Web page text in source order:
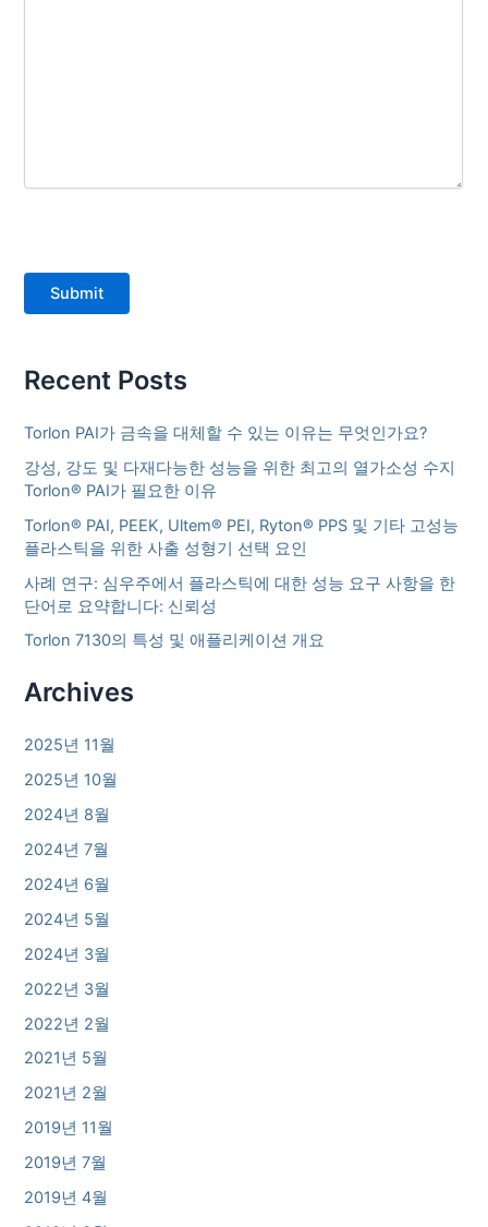
Submit
Recent Posts
Torlon PAI가 금속을 대체할 수 있는 이유는 무엇인가요?
강성, 강도 및 다재다능한 성능을 위한 최고의 열가소성 수지
Torlon® PAI가 필요한 이유
Torlon® PAI, PEEK, Ultem® PEI, Ryton® PPS 및 기타 고성능
플라스틱을 위한 사출 성형기 선택 요인
사례 연구: 심우주에서 플라스틱에 대한 성능 요구 사항을 한
단어로 요약합니다: 신뢰성
Torlon 7130의 특성 및 애플리케이션 개요
Archives
2025년 11월
2025년 10월
2024년 8월
2024년 7월
2024년 6월
2024년 5월
2024년 3월
2022년 3월
2022년 2월
2021년 5월
2021년 2월
2019년 11월
2019년 7월
2019년 4월